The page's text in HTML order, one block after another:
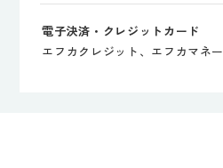
電子決済・クレジットカード
エフカクレジット、エフカマネー